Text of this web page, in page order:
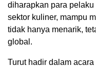
diharapkan para
sektor kuliner, mampu
tidak hanya menarik,
global.
Turut hadir dalam